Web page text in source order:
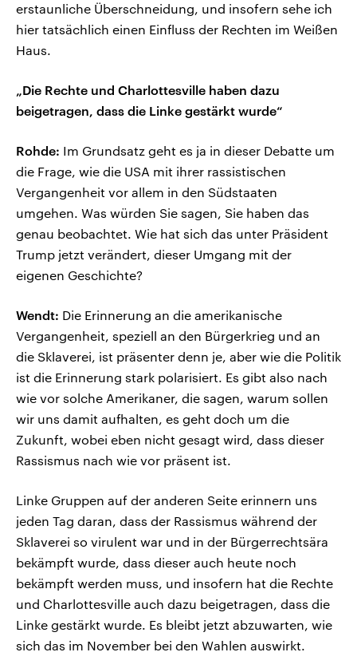
erstaunliche Überschneidung, und insofern sehe ich
hier tatsächlich einen Einfluss der Rechten im Weißen
Haus.
„Die Rechte und Charlottesville haben dazu
beigetragen, dass die Linke gestärkt wurde“
Rohde: Im Grundsatz geht es ja in dieser Debatte um
die Frage, wie die USA mit ihrer rassistischen
Vergangenheit vor allem in den Südstaaten
umgehen. Was würden Sie sagen, Sie haben das
genau beobachtet. Wie hat sich das unter Präsident
Trump jetzt verändert, dieser Umgang mit der
eigenen Geschichte?
Wendt: Die Erinnerung an die amerikanische
Vergangenheit, speziell an den Bürgerkrieg und an
die Sklaverei, ist präsenter denn je, aber wie die Politik
ist die Erinnerung stark polarisiert. Es gibt also nach
wie vor solche Amerikaner, die sagen, warum sollen
wir uns damit aufhalten, es geht doch um die
Zukunft, wobei eben nicht gesagt wird, dass dieser
Rassismus nach wie vor präsent ist.
Linke Gruppen auf der anderen Seite erinnern uns
jeden Tag daran, dass der Rassismus während der
Sklaverei so virulent war und in der Bürgerrechtsära
bekämpft wurde, dass dieser auch heute noch
bekämpft werden muss, und insofern hat die Rechte
und Charlottesville auch dazu beigetragen, dass die
Linke gestärkt wurde. Es bleibt jetzt abzuwarten, wie
sich das im November bei den Wahlen auswirkt.